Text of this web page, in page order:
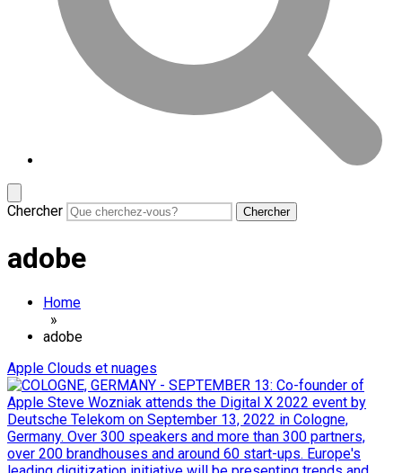
Chercher
adobe
Home
»
adobe
Apple Clouds et nuages